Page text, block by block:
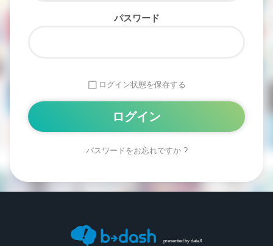
パスワード
ログイン状態を保存する
パスワードをお忘れですか ?
presented by dataX